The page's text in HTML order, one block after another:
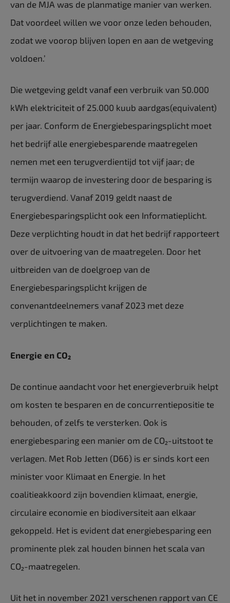
van de MJA was de planmatige manier van werken.
Dat voordeel willen we voor onze leden behouden,
zodat we voorop blijven lopen en aan de wetgeving
voldoen.’
Die wetgeving geldt vanaf een verbruik van 50.000
kWh elektriciteit of 25.000 kuub aardgas(equivalent)
per jaar. Conform de Energiebesparingsplicht moet
het bedrijf alle energiebesparende maatregelen
nemen met een terugverdientijd tot vijf jaar; de
termijn waarop de investering door de besparing is
terugverdiend. Vanaf 2019 geldt naast de
Energiebesparingsplicht ook een Informatieplicht.
Deze verplichting houdt in dat het bedrijf rapporteert
over de uitvoering van de maatregelen. Door het
uitbreiden van de doelgroep van de
Energiebesparingsplicht krijgen de
convenantdeelnemers vanaf 2023 met deze
verplichtingen te maken.
Energie en CO₂
De continue aandacht voor het energieverbruik helpt
om kosten te besparen en de concurrentiepositie te
behouden, of zelfs te versterken. Ook is
energiebesparing een manier om de CO₂-uitstoot te
verlagen. Met Rob Jetten (D66) is er sinds kort een
minister voor Klimaat en Energie. In het
coalitieakkoord zijn bovendien klimaat, energie,
circulaire economie en biodiversiteit aan elkaar
gekoppeld. Het is evident dat energiebesparing een
prominente plek zal houden binnen het scala van
CO₂-maatregelen.
Uit het in november 2021 verschenen rapport van CE